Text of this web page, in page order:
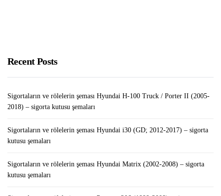
Recent Posts
Sigortaların ve rölelerin şeması Hyundai H-100 Truck / Porter II (2005-
2018) – sigorta kutusu şemaları
Sigortaların ve rölelerin şeması Hyundai i30 (GD; 2012-2017) – sigorta
kutusu şemaları
Sigortaların ve rölelerin şeması Hyundai Matrix (2002-2008) – sigorta
kutusu şemaları